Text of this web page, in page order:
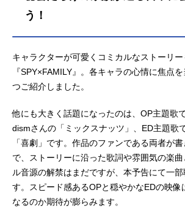
う！
キャラクターが可愛くコミカルなストーリ
『SPY×FAMILY』。各キャラの心情に焦点
つご紹介しました。
他にも大きく話題になったのは、OP主題歌
dismさんの「ミックスナッツ」、ED主題歌
「喜劇」です。作品のファンである両者が
で、ストーリーに沿った歌詞や雰囲気の楽
ル音源の解禁はまだですが、本予告にて一
す。スピード感あるOPと穏やかなEDの映像
なるのか期待が膨らみます。